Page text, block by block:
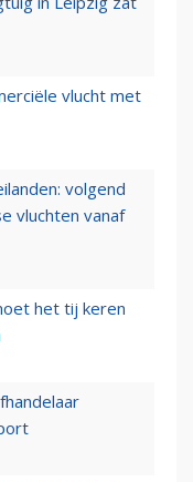
vlucht met
volgend
vluchten vanaf
het tij keren